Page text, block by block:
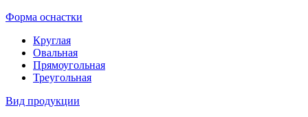
Форма оснастки
Круглая
Овальная
Прямоугольная
Треугольная
Вид продукции